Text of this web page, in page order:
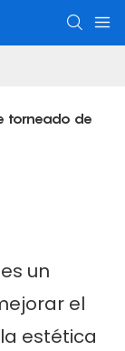
torneado de
un
el
estética